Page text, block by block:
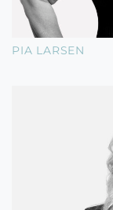
PIA LARSEN